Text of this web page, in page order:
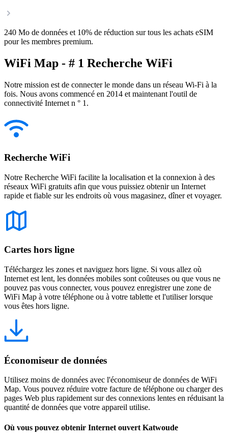
240 Mo de données et 10% de réduction sur tous les achats eSIM
pour les membres premium.
WiFi Map - # 1 Recherche WiFi
Notre mission est de connecter le monde dans un réseau Wi-Fi à la
fois. Nous avons commencé en 2014 et maintenant l'outil de
connectivité Internet n ° 1.
Recherche WiFi
Notre Recherche WiFi facilite la localisation et la connexion à des
réseaux WiFi gratuits afin que vous puissiez obtenir un Internet
rapide et fiable sur les endroits où vous magasinez, dîner et voyager.
Cartes hors ligne
Téléchargez les zones et naviguez hors ligne. Si vous allez où
Internet est lent, les données mobiles sont coûteuses ou que vous ne
pouvez pas vous connecter, vous pouvez enregistrer une zone de
WiFi Map à votre téléphone ou à votre tablette et l'utiliser lorsque
vous êtes hors ligne.
Économiseur de données
Utilisez moins de données avec l'économiseur de données de WiFi
Map. Vous pouvez réduire votre facture de téléphone ou charger des
pages Web plus rapidement sur des connexions lentes en réduisant la
quantité de données que votre appareil utilise.
Où vous pouvez obtenir Internet ouvert Katwoude